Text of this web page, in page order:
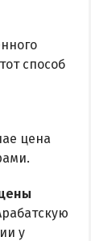
способ
цена
у